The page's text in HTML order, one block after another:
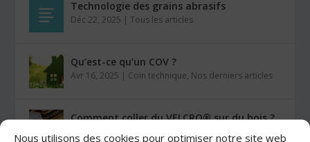
Nous utilisons des cookies pour optimiser notre site web
Technologie des grains abrasifs
Déc 22, 2025 |Tous les articles
Qu’est-ce qu’un COV ?
Avr 16, 2025 | Coin technique, Nos derniers articles
Comment coller du VELCRO® sur du bois ?